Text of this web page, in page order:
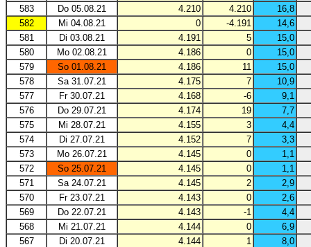
583
Do 05.08.21 4.210 4.210
16,8
582
Mi 04.08.21 0 -4.191
14,6
581
Di 03.08.21 4.191 5
15,0
580
Mo 02.08.21 4.186 0
15,0
579
So 01.08.21 4.186 11
15,0
578
Sa 31.07.21 4.175 7
10,9
577
Fr 30.07.21 4.168 -6
9,1
576
Do 29.07.21 4.174 19
7,7
575
Mi 28.07.21 4.155 3
4,4
574
Di 27.07.21 4.152 7
3,3
573
Mo 26.07.21 4.145 0
1,1
572
So 25.07.21 4.145 0
1,1
571
Sa 24.07.21 4.145 2
2,9
570
Fr 23.07.21 4.143 0
2,6
569
Do 22.07.21 4.143 -1
4,4
568
Mi 21.07.21 4.144 0
6,9
567
Di 20.07.21 4.144 1
8,0